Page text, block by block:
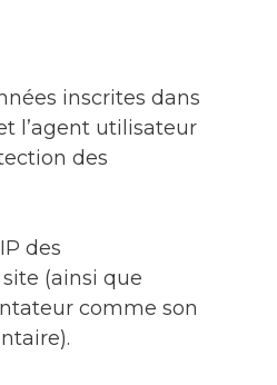
inscrites dans
l’agent utilisateur
des
des
(ainsi que
comme son